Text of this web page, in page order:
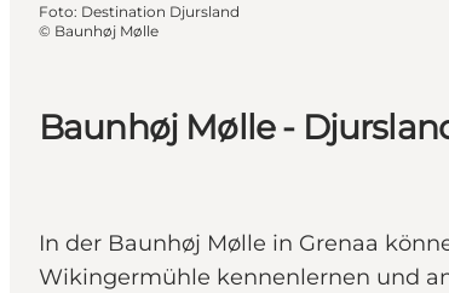
Baunhøj Mølle -
In der Baunhøj Mølle in Grenaa
Wikingermühle kennenlernen und
Foto: Destination Djursland
© Baunhøj Mølle